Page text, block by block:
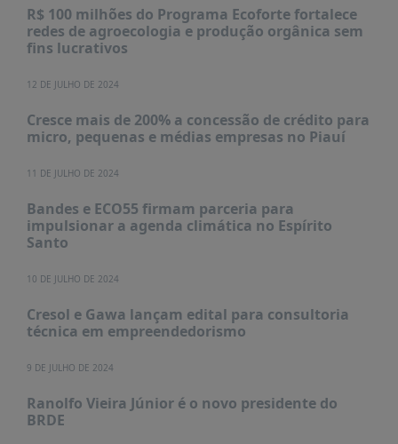
CONTATO
R$ 100 milhões do Programa Ecoforte fortalece
redes de agroecologia e produção orgânica sem
fins lucrativos
12 DE JULHO DE 2024
Cresce mais de 200% a concessão de crédito para
micro, pequenas e médias empresas no Piauí
11 DE JULHO DE 2024
Bandes e ECO55 firmam parceria para
impulsionar a agenda climática no Espírito
Santo
10 DE JULHO DE 2024
Cresol e Gawa lançam edital para consultoria
técnica em empreendedorismo
9 DE JULHO DE 2024
Ranolfo Vieira Júnior é o novo presidente do
BRDE